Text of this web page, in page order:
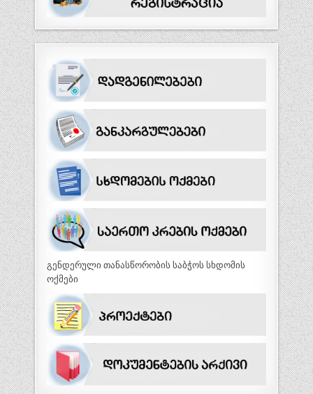
გენდერული თანასწორობის საბჭოს სხდომის
ოქმები